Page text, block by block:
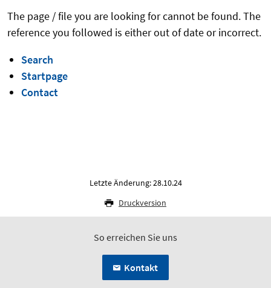
The page / file you are looking for cannot be found. The
reference you followed is either out of date or incorrect.
Search
Startpage
Contact
Letzte Änderung: 28.10.24
Druckversion
So erreichen Sie uns
Kontakt